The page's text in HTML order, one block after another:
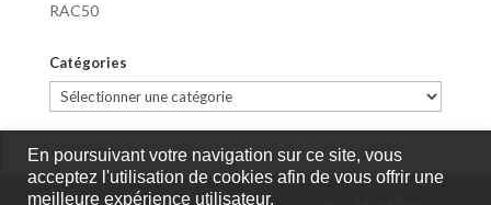
RAC50
Catégories
Catégories
En poursuivant votre navigation sur ce site, vous
acceptez l'utilisation de cookies afin de vous offrir une
meilleure expérience utilisateur.